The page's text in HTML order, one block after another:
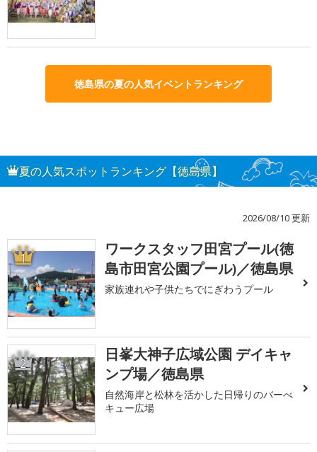
徳島県の夏の人気イベントランキング
夏の人気スポットランキング【徳島県】
2026/08/10 更新
1
ワークスタッフ田宮プール(徳
島市田宮公園プール)／徳島県
家族連れや子供たちでにぎわうプール
2
日峯大神子広域公園 デイキャ
ンプ場／徳島県
自然海岸と松林を活かした日帰りのバーべ
キュー広場